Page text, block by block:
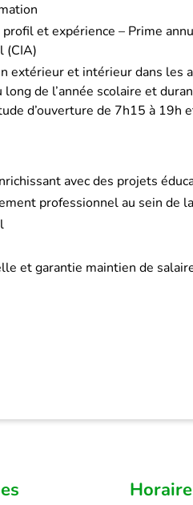
et expérience – Prime
(CIA)
extérieur et intérieur dans
de l’année scolaire et
d’ouverture de 7h15 à 19h
avec des projets
professionnel au sein de
et garantie maintien de